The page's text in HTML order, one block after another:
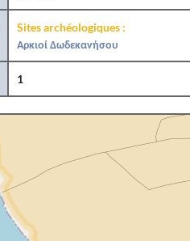
Sites archéologiques :
Αρκιοί Δωδεκανήσου
1